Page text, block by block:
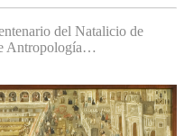
del Natalicio de
Antropología…